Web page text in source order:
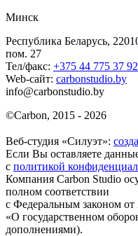
Минск
Республика Беларусь,
пом. 27
Тел/факс: +375 44 775 37 92
Web-сайт: carbonstudio.by
info@carbonstudio.by
©Carbon, 2015 - 2026
Веб-студия «Силуэт»:
Если Вы оставляете
с политикой
Компания Carbon Studio
полном соответствии
с Федеральным законом
«О государственном
дополнениями).